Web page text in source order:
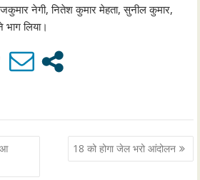
नेगी, नितेश कुमार मेहता, सुनील कुमार,
लिया।
18 को होगा जेल भरो आंदोलन